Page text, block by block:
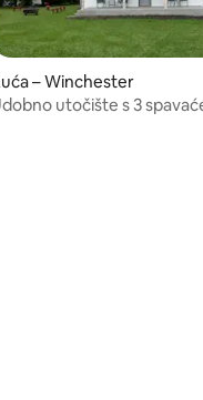
4,92/5, recenzija: 12
– Winchester
utočište s 3